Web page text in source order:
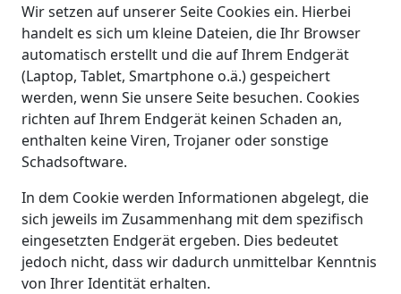
Wir setzen auf unserer Seite Cookies ein. Hierbei
handelt es sich um kleine Dateien, die Ihr Browser
automatisch erstellt und die auf Ihrem Endgerät
(Laptop, Tablet, Smartphone o.ä.) gespeichert
werden, wenn Sie unsere Seite besuchen. Cookies
richten auf Ihrem Endgerät keinen Schaden an,
enthalten keine Viren, Trojaner oder sonstige
Schadsoftware.
In dem Cookie werden Informationen abgelegt, die
sich jeweils im Zusammenhang mit dem spezifisch
eingesetzten Endgerät ergeben. Dies bedeutet
jedoch nicht, dass wir dadurch unmittelbar Kenntnis
von Ihrer Identität erhalten.